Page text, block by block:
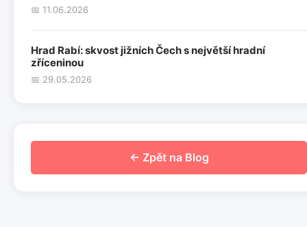
📅 11.06.2026
Hrad Rabí: skvost jižních Čech s největší hradní
zříceninou
📅 29.05.2026
← Zpět na Blog